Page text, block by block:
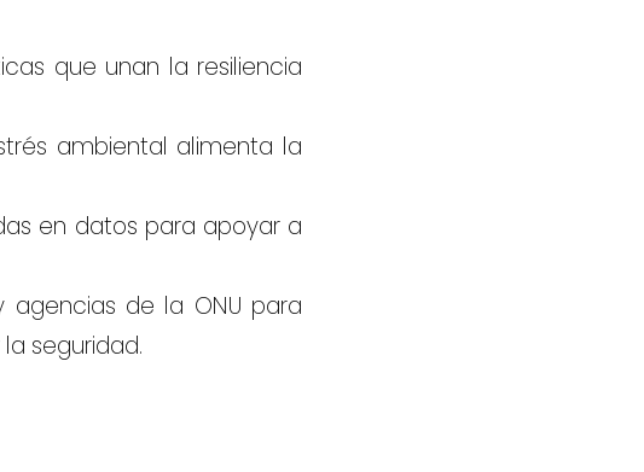
que unan la resiliencia
ambiental alimenta la
en datos para apoyar a
agencias de la ONU para
seguridad.